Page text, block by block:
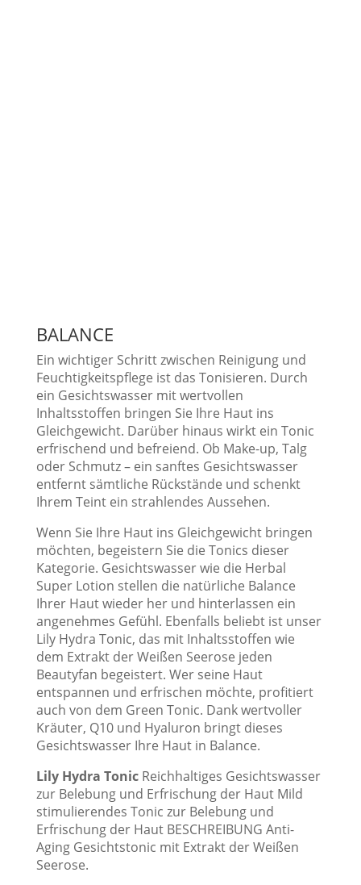
BALANCE
Ein wichtiger Schritt zwischen Reinigung und
Feuchtigkeitspflege ist das Tonisieren. Durch
ein Gesichtswasser mit wertvollen
Inhaltsstoffen bringen Sie Ihre Haut ins
Gleichgewicht. Darüber hinaus wirkt ein Tonic
erfrischend und befreiend. Ob Make-up, Talg
oder Schmutz – ein sanftes Gesichtswasser
entfernt sämtliche Rückstände und schenkt
Ihrem Teint ein strahlendes Aussehen.
Wenn Sie Ihre Haut ins Gleichgewicht bringen
möchten, begeistern Sie die Tonics dieser
Kategorie. Gesichtswasser wie die Herbal
Super Lotion stellen die natürliche Balance
Ihrer Haut wieder her und hinterlassen ein
angenehmes Gefühl. Ebenfalls beliebt ist unser
Lily Hydra Tonic, das mit Inhaltsstoffen wie
dem Extrakt der Weißen Seerose jeden
Beautyfan begeistert. Wer seine Haut
entspannen und erfrischen möchte, profitiert
auch von dem Green Tonic. Dank wertvoller
Kräuter, Q10 und Hyaluron bringt dieses
Gesichtswasser Ihre Haut in Balance.
Lily Hydra TonicReichhaltiges Gesichtswasser
zur Belebung und Erfrischung der Haut Mild
stimulierendes Tonic zur Belebung und
Erfrischung der Haut BESCHREIBUNG Anti-
Aging Gesichtstonic mit Extrakt der Weißen
Seerose.